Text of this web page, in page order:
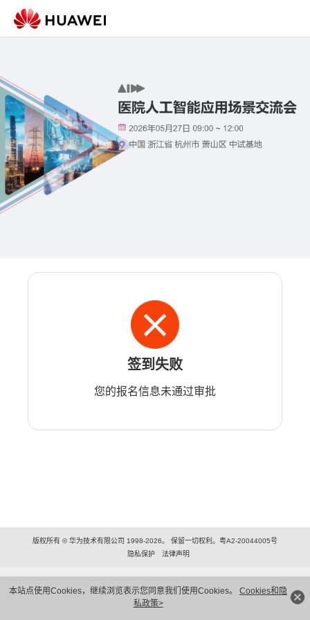
本站点使用Cookies，继续浏览表示您同意我们使用Cookies。 Cookies和隐
私政策>
签到失败
您的报名信息未通过审批
版权所有 © 华为技术有限公司 1998-2026。 保留一切权利。粤A2-20044005号
隐私保护
法律声明